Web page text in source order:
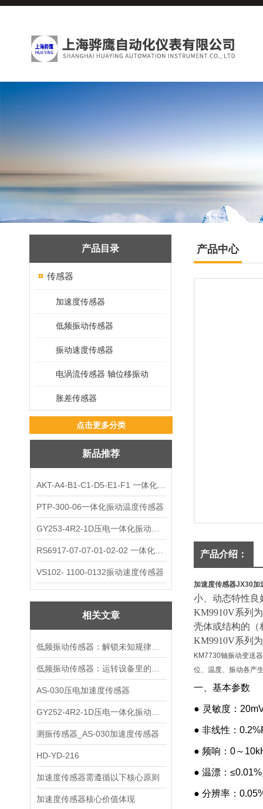
产品目录
传感器
加速度传感器
低频振动传感器
振动速度传感器
电涡流传感器 轴位移振动
胀差传感器
点击更多分类
新品推荐
PTP-300-06一体化振动温度传感器
VS102- 1100-0132振动速度传感器
相关文章
AS-030压电加速度传感器
测振传感器_AS-030加速度传感器
HD-YD-216
加速度传感器需遵循以下核心原则
加速度传感器核心价值体现
产品中心
产品介绍：
加速度传感器JX30加
小、动态特性良
KM9910V系列
壳体或结构的（
KM9910V系列
KM7730轴振动变送
位、温度、振动各产
一、基本参数
● 灵敏度：
● 非线性：
● 频响：0～
● 温漂：
● 分辨率：